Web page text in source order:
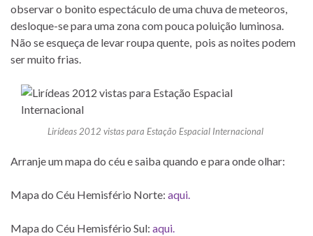
observar o bonito espectáculo de uma chuva de meteoros,
desloque-se para uma zona com pouca poluição luminosa.
Não se esqueça de levar roupa quente, pois as noites podem
ser muito frias.
Lirídeas 2012 vistas para Estação Espacial Internacional
Arranje um mapa do céu e saiba quando e para onde olhar:
Mapa do Céu Hemisfério Norte: aqui.
Mapa do Céu Hemisfério Sul: aqui.